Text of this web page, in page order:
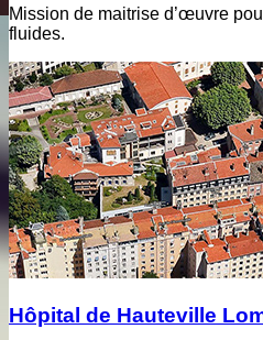
Mission de maitrise d’œuvre
fluides.
Hôpital de Hauteville